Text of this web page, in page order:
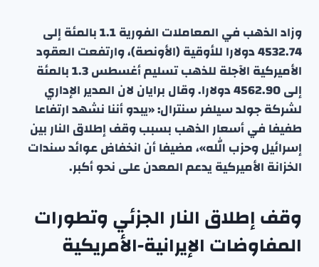
وزاد الذهب في المعاملات الفورية 1.1 بالمئة إلى
4532.74 دولارا للأوقية (الأونصة)، وارتفعت العقود
الأميركية الآجلة للذهب تسليم أغسطس 1.3 بالمئة
إلى 4562.90 دولارا. وقال برايان لان المدير الإداري
لشركة جولد سيلفر سنترال: «يبدو أننا نشهد ارتفاعا
طفيفا في أسعار الذهب بسبب وقف إطلاق النار بين
إسرائيل وحزب الله»، مضيفا أن انخفاض عوائد سندات
الخزانة الأميركية يدعم المعدن على نحو أكبر.
وقف إطلاق النار الجزئي وتطورات
المفاوضات الإيرانية-الأمريكية